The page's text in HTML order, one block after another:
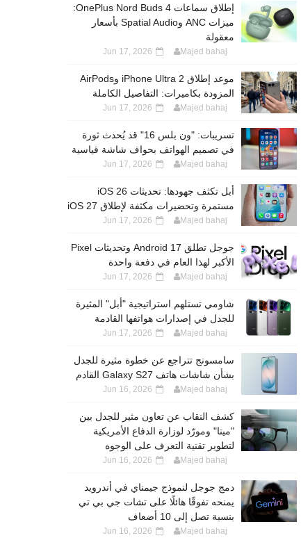
إطلاق سماعات OnePlus Nord Buds 4:
ميزات ANC وSpatial Audio بأسعار
معقولة
Majed bahaj
Jun 17, 2026
موعد إطلاق iPhone Ultra 2 وAirPods
المزودة بكاميرات: التفاصيل الكاملة
Majed bahaj
Jun 17, 2026
تسريبات: "ون بلس 16" قد يُحدث ثورة
في تصميم الهواتف بحواف شاشة قياسية
Majed bahaj
Jun 17, 2026
أبل تكثف جهودها: تحديثات iOS 26
مستمرة وتحضيرات مكثفة لإطلاق iOS 27
Majed bahaj
Jun 17, 2026
جوجل تطلق Android 17 وتحديثات Pixel
الأكبر لهذا العام في دفعة واحدة
Majed bahaj
Jun 17, 2026
شاومي تستلهم استراتيجية "أبل" المثيرة
للجدل في إصدارات هواتفها القادمة
Majed bahaj
Jun 17, 2026
سامسونج تتراجع عن خطوة مثيرة للجدل
بشأن شاشات هاتف Galaxy S27 القادم
Majed bahaj
Jun 16, 2026
كشف النقاب عن تعاون مثير للجدل بين
"ميتا" ومورّد لوزارة الدفاع الأمريكية
لتطوير تقنية التعرف على الوجوه
Majed bahaj
Jun 16, 2026
دمج جوجل لنموذج جيمناي في أندرويد
يمنحه تفوقًا هائلًا على تشات جي بي تي
بنسبة تصل إلى 10 أضعاف
Majed bahaj
Jun 16, 2026